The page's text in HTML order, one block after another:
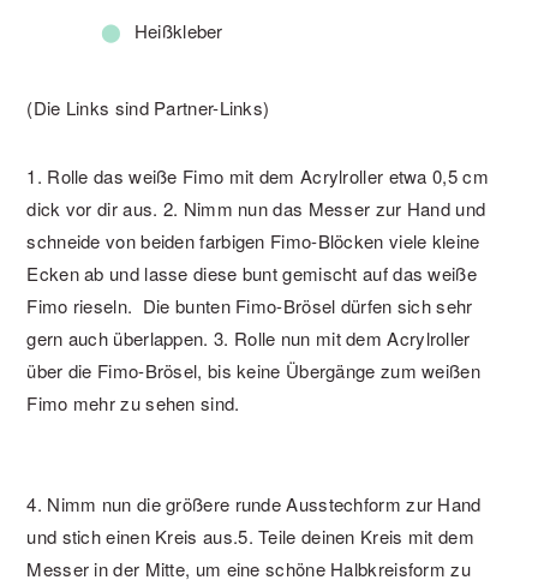
Heißkleber
(Die Links sind Partner-Links)
1. Rolle das weiße Fimo mit dem Acrylroller etwa 0,5 cm
dick vor dir aus. 2. Nimm nun das Messer zur Hand und
schneide von beiden farbigen Fimo-Blöcken viele kleine
Ecken ab und lasse diese bunt gemischt auf das weiße
Fimo rieseln. Die bunten Fimo-Brösel dürfen sich sehr
gern auch überlappen. 3. Rolle nun mit dem Acrylroller
über die Fimo-Brösel, bis keine Übergänge zum weißen
Fimo mehr zu sehen sind.
4. Nimm nun die größere runde Ausstechform zur Hand
und stich einen Kreis aus.5. Teile deinen Kreis mit dem
Messer in der Mitte, um eine schöne Halbkreisform zu